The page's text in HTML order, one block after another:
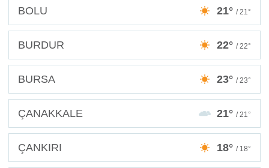
BOLU 21° / 21°
BURDUR 22° / 22°
BURSA 23° / 23°
ÇANAKKALE 21° / 21°
ÇANKIRI 18° / 18°